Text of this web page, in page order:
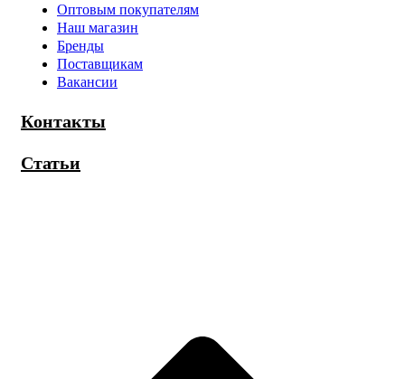
Оптовым покупателям
Наш магазин
Бренды
Поставщикам
Вакансии
Контакты
Статьи